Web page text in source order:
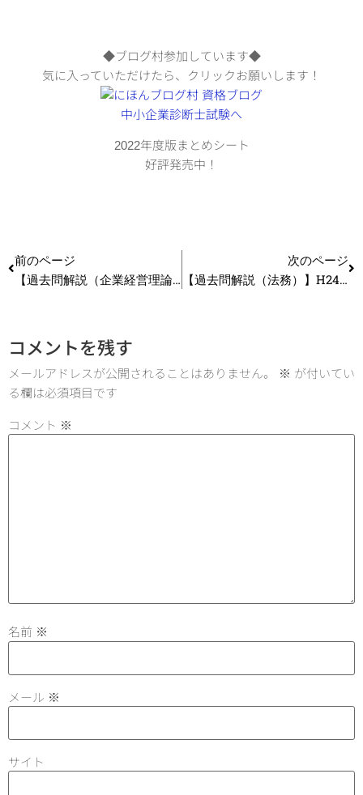
◆ブログ村参加しています◆
気に入っていただけたら、クリックお願いします！
2022年度版まとめシート
好評発売中！
前のページ
【過去問解説（企業経営理論）】R1 第33問(1) サービス財
次のページ
【過去問解説（法務）】H24 第10問 不正競争防止法
コメントを残す
メールアドレスが公開されることはありません。 ※ が付いてい
る欄は必須項目です
コメント ※
名前 ※
メール ※
サイト